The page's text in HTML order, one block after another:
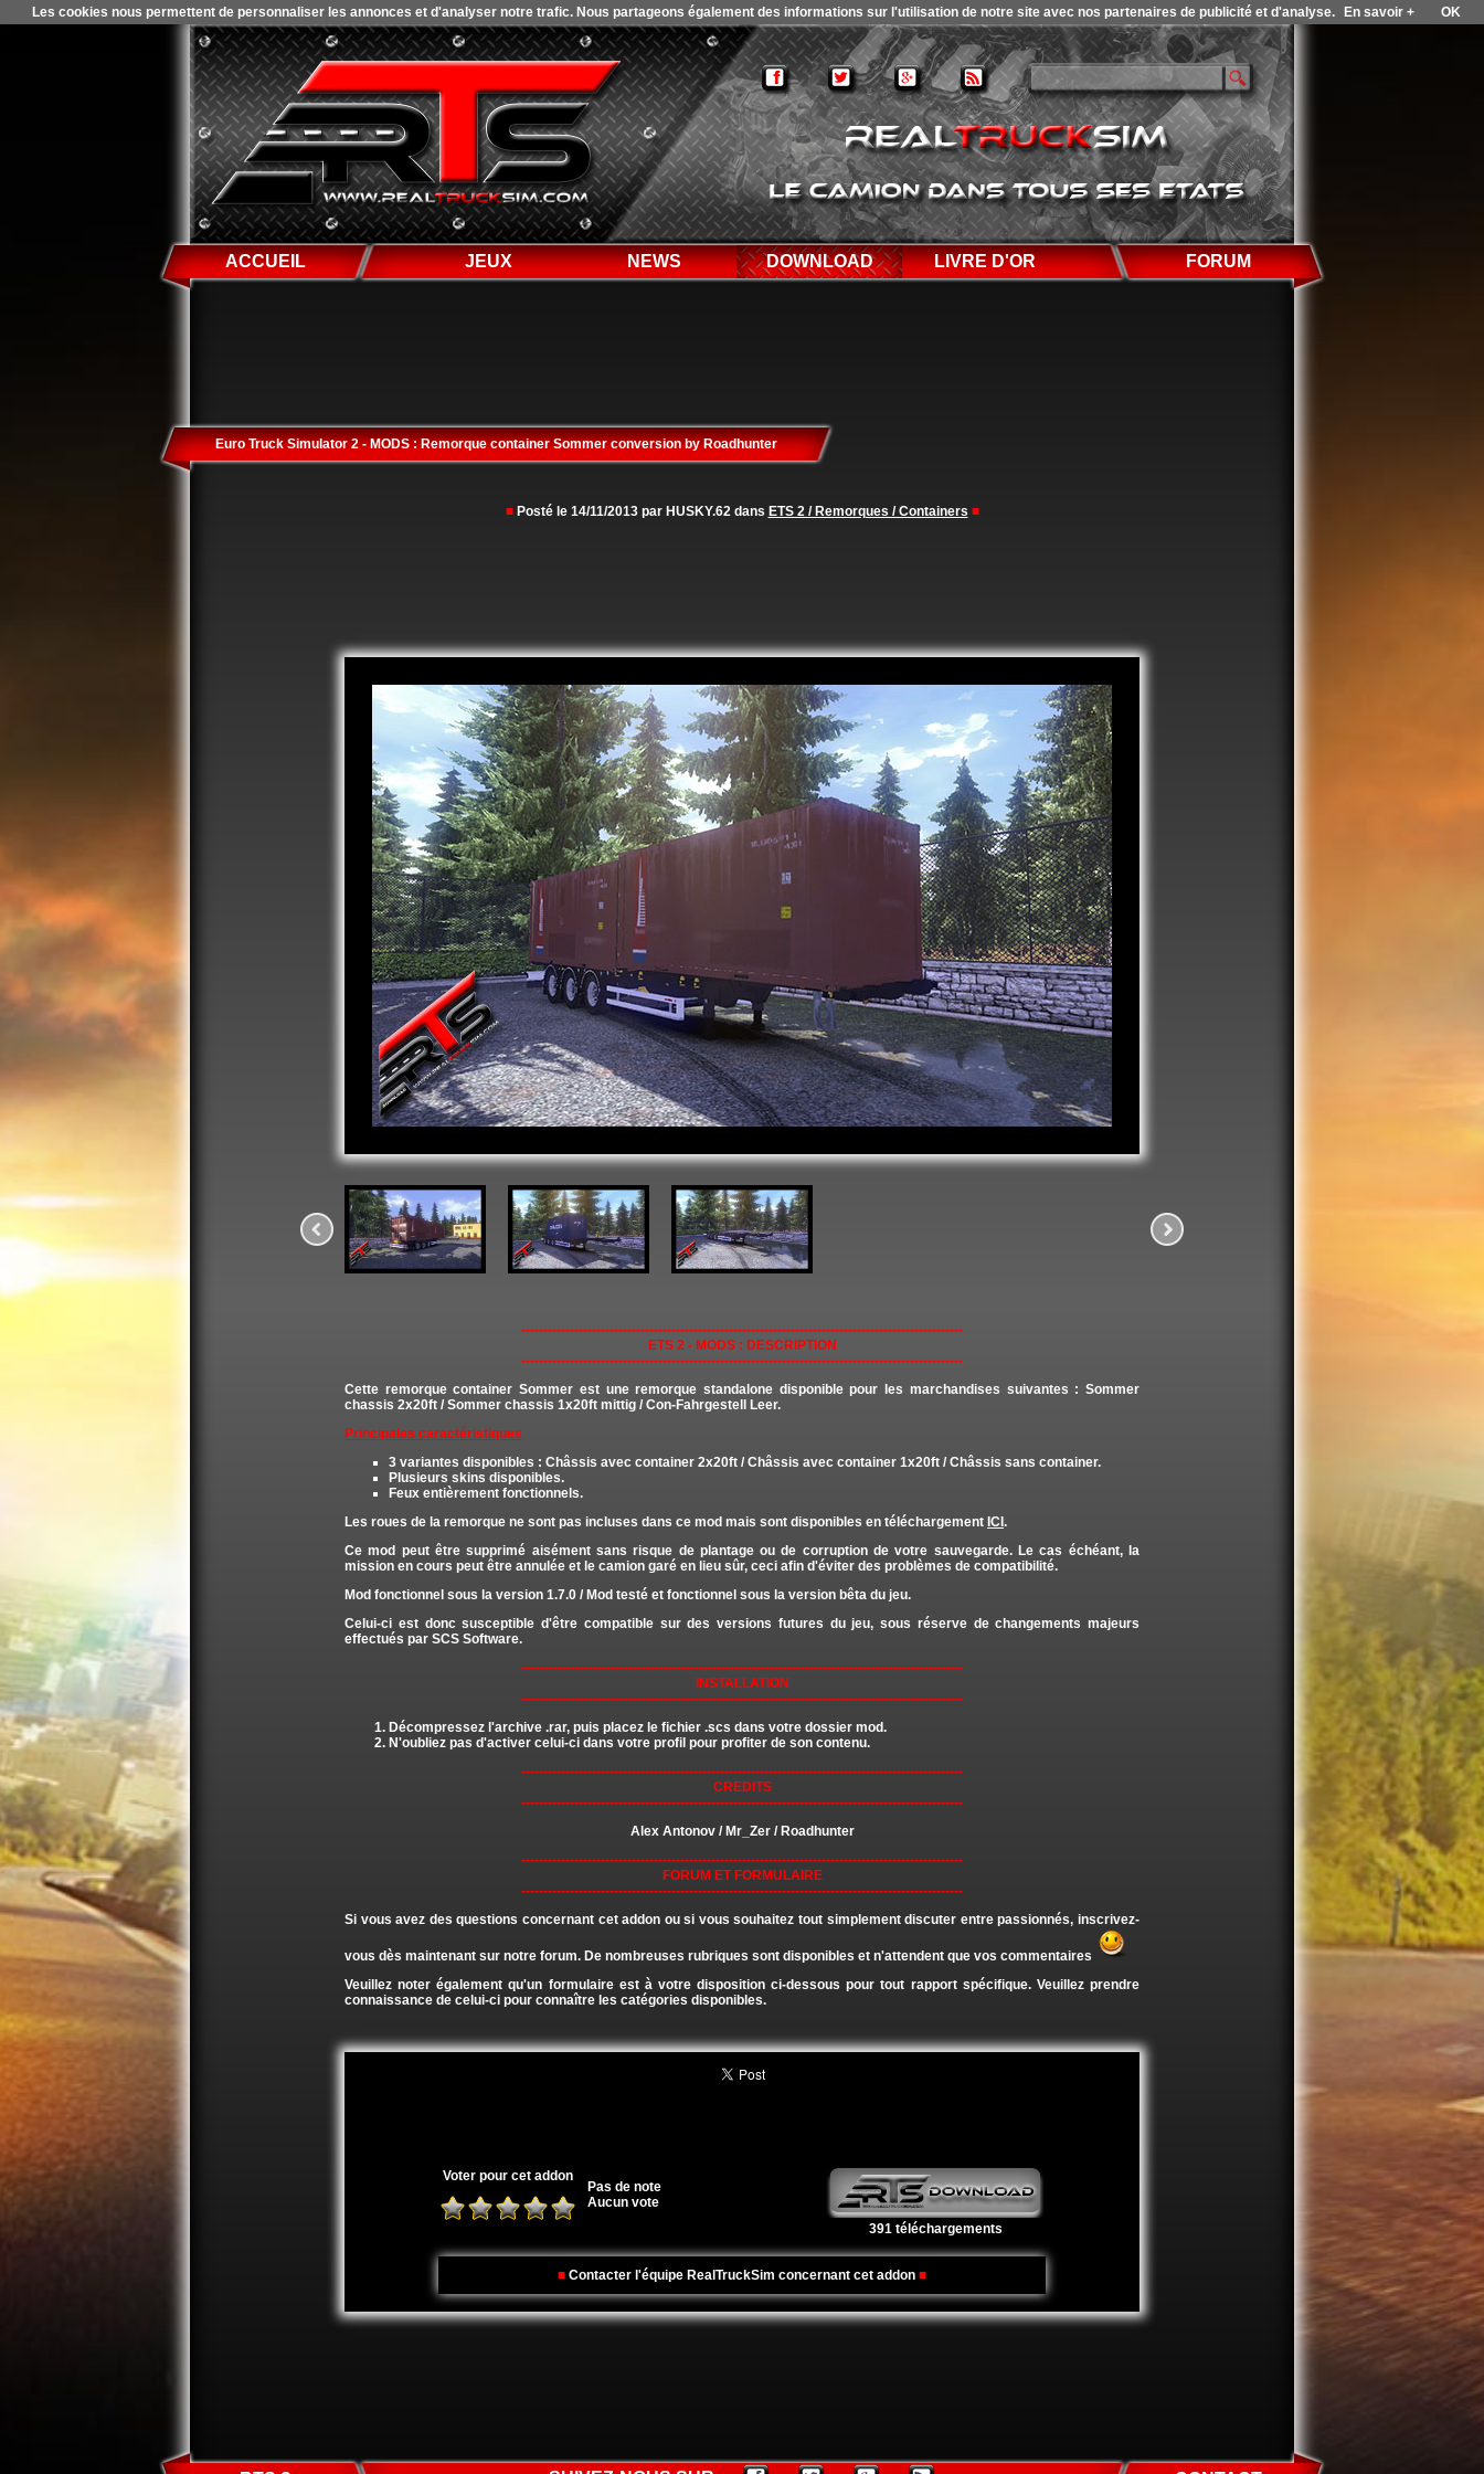
ACCUEIL JEUX NEWS DOWNLOAD LIVRE D'OR FORUM
Euro Truck Simulator 2 - MODS : Remorque container Sommer conversion by Roadhunter
■Posté le 14/11/2013 par HUSKY.62 dans ETS 2 / Remorques / Containers ■
----------------------------------------------------------------------------------------------------
ETS 2 - MODS : DESCRIPTION
----------------------------------------------------------------------------------------------------
Cette remorque container Sommer est une remorque standalone disponible pour les marchandises suivantes : Sommer
chassis 2x20ft / Sommer chassis 1x20ft mittig / Con-Fahrgestell Leer.
Principales caractéristiques
3 variantes disponibles : Châssis avec container 2x20ft / Châssis avec container 1x20ft / Châssis sans container.
Plusieurs skins disponibles.
Feux entièrement fonctionnels.
Les roues de la remorque ne sont pas incluses dans ce mod mais sont disponibles en téléchargement ICI .
Ce mod peut être supprimé aisément sans risque de plantage ou de corruption de votre sauvegarde. Le cas échéant, la
mission en cours peut être annulée et le camion garé en lieu sûr, ceci afin d'éviter des problèmes de compatibilité.
Mod fonctionnel sous la version 1.7.0 / Mod testé et fonctionnel sous la version bêta du jeu.
Celui-ci est donc susceptible d'être compatible sur des versions futures du jeu, sous réserve de changements majeurs
effectués par SCS Software.
----------------------------------------------------------------------------------------------------
INSTALLATION
----------------------------------------------------------------------------------------------------
Décompressez l'archive .rar, puis placez le fichier .scs dans votre dossier mod.
N'oubliez pas d'activer celui-ci dans votre profil pour profiter de son contenu.
----------------------------------------------------------------------------------------------------
CREDITS
----------------------------------------------------------------------------------------------------
Alex Antonov / Mr_Zer / Roadhunter
----------------------------------------------------------------------------------------------------
FORUM ET FORMULAIRE
----------------------------------------------------------------------------------------------------
Si vous avez des questions concernant cet addon ou si vous souhaitez tout simplement discuter entre passionnés, inscrivez-
vous dès maintenant sur notre forum. De nombreuses rubriques sont disponibles et n'attendent que vos commentaires
Veuillez noter également qu'un formulaire est à votre disposition ci-dessous pour tout rapport spécifique. Veuillez prendre
connaissance de celui-ci pour connaître les catégories disponibles.
Voter pour cet addon
Pas de note
Aucun vote
391 téléchargements
■ Contacter l'équipe RealTruckSim concernant cet addon ■
Les cookies nous permettent de personnaliser les annonces et d'analyser notre trafic. Nous partageons également des informations sur l'utilisation de notre site avec nos partenaires de publicité et d'analyse. En savoir + OK